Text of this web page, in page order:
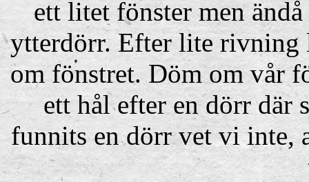
ett litet fönster men
ytterdörr. Efter lite rivning
om fönstret. Döm om vår
ett hål efter en dörr där
funnits en dörr vet vi inte,